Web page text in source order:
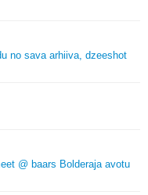
no sava arhiiva, dzeeshot
@ baars Bolderaja avotu